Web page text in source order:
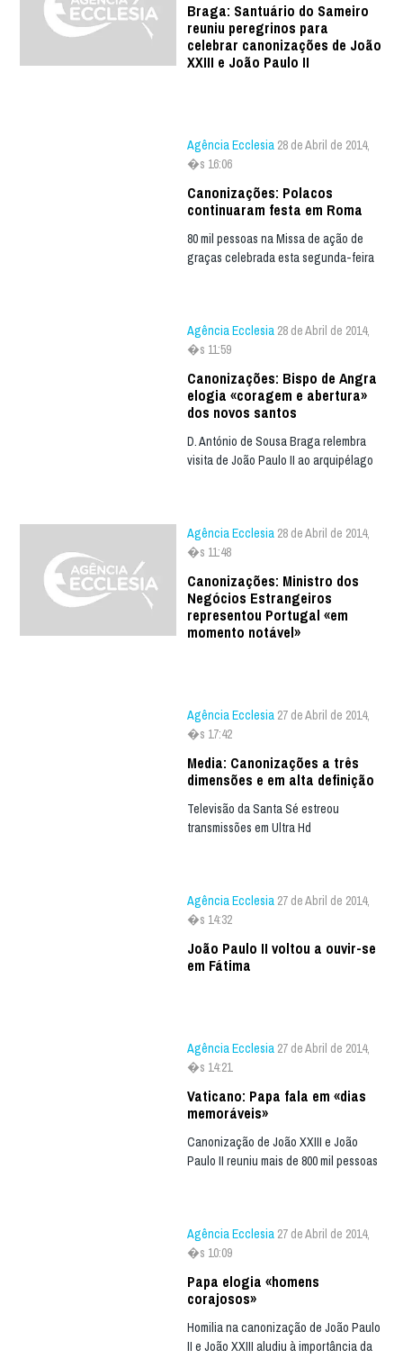
Braga: Santuário do Sameiro
reuniu peregrinos para
celebrar canonizações de João
XXIII e João Paulo II
Agência Ecclesia 28 de Abril de 2014,
�s 16:06
Canonizações: Polacos
continuaram festa em Roma
80 mil pessoas na Missa de ação de
graças celebrada esta segunda-feira
Agência Ecclesia 28 de Abril de 2014,
�s 11:59
Canonizações: Bispo de Angra
elogia «coragem e abertura»
dos novos santos
D. António de Sousa Braga relembra
visita de João Paulo II ao arquipélago
Agência Ecclesia 28 de Abril de 2014,
�s 11:48
Canonizações: Ministro dos
Negócios Estrangeiros
representou Portugal «em
momento notável»
Agência Ecclesia 27 de Abril de 2014,
�s 17:42
Media: Canonizações a três
dimensões e em alta definição
Televisão da Santa Sé estreou
transmissões em Ultra Hd
Agência Ecclesia 27 de Abril de 2014,
�s 14:32
João Paulo II voltou a ouvir-se
em Fátima
Agência Ecclesia 27 de Abril de 2014,
�s 14:21
Vaticano: Papa fala em «dias
memoráveis»
Canonização de João XXIII e João
Paulo II reuniu mais de 800 mil pessoas
Agência Ecclesia 27 de Abril de 2014,
�s 10:09
Papa elogia «homens
corajosos»
Homilia na canonização de João Paulo
II e João XXIII aludiu à importância da